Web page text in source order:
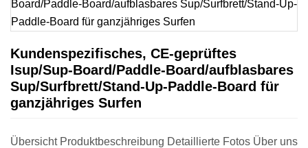
Kundenspezifisches, CE-geprüftes
Isup/Sup-Board/Paddle-Board/aufblasbares
Sup/Surfbrett/Stand-Up-Paddle-Board für
ganzjähriges Surfen
Übersicht Produktbeschreibung Detaillierte Fotos Über uns